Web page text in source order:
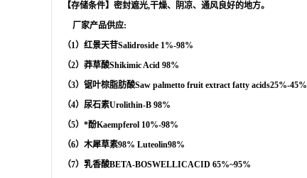
【存储条件】密封遮光,干燥、阴凉、通风良好的地方。
厂家产品供应:
（1）红景天苷Salidroside 1%-98%
（2）莽草酸Shikimic Acid 98%
（3）锯叶棕脂肪酸Saw palmetto fruit extract fatty acids25%-45%
（4） 尿石素Urolithin-B 98%
（5）*酚Kaempferol 10%-98%
（6）木犀草素98% Luteolin98%
（7）乳香酸BETA-BOSWELLICACID 65%~95%